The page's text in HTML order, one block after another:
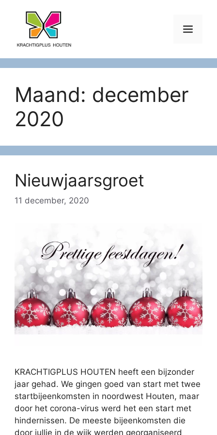
inhoud
Maand: december
2020
Nieuwjaarsgroet
11 december, 2020
KRACHTIGPLUS HOUTEN heeft een bijzonder
jaar gehad. We gingen goed van start met twee
startbijeenkomsten in noordwest Houten, maar
door het corona-virus werd het een start met
hindernissen. De meeste bijeenkomsten die
door jullie in de wijk werden georganiseerd